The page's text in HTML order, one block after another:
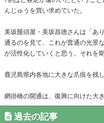
んじゅうを買い求めていた。
美坂饅頭屋・美坂昌徳さんは「あ
通るのを見て、これが普通の光景
が活性化していくと思う。それを
鹿児島県内各地に大きな爪痕を残
網掛橋の開通は、復興に向けた大
過去の記事